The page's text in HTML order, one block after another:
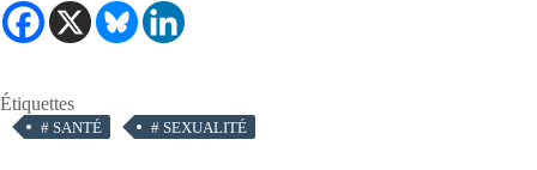
Étiquettes
# SANTÉ # SEXUALITÉ